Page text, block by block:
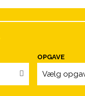
OPGAVE
Vælg